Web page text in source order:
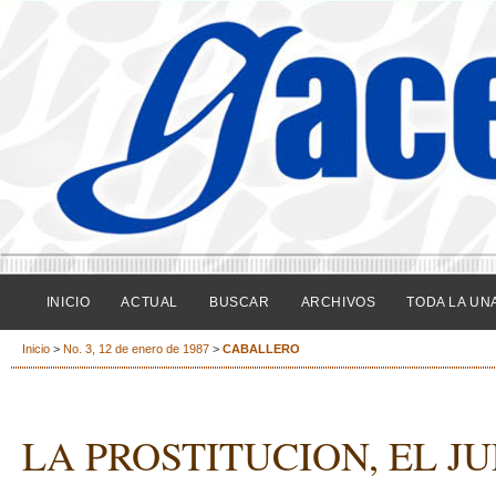
INICIO ACTUAL BUSCAR ARCHIVOS TODA LA
Inicio > No. 3, 12 de enero de 1987 > CABALLERO
LA PROSTITUCION, EL